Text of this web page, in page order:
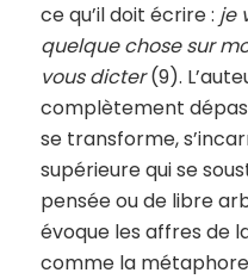
ce qu’il doit écrire : je
quelque chose sur
vous dicter(9).
complètement
se transforme,
supérieure qui se
pensée ou de libre
évoque les affres de
comme la